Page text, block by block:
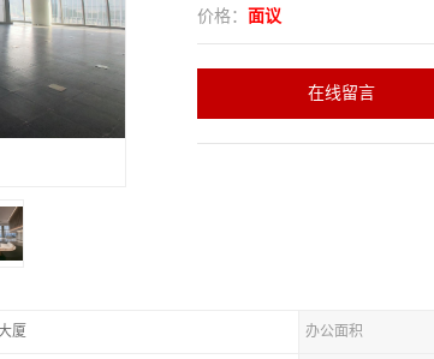
价格： 面议
在线留言
厦 办公面积